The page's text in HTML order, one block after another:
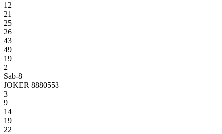
12
21
25
26
43
49
19
2
Sab-8
JOKER 8880558
3
9
14
19
22